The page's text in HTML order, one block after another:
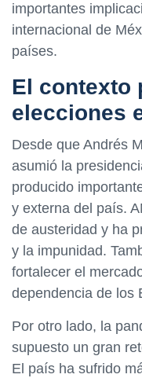
importantes
internacional de
países.
El contexto
elecciones
Desde que Andrés
asumió la
producido
y externa del país.
de austeridad y ha
y la impunidad.
fortalecer el
dependencia de los
Por otro lado, la
supuesto un gran
El país ha sufrido